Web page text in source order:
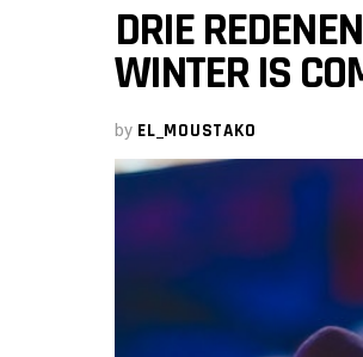
DRIE
WINTER IS
by EL_MOUSTAKO